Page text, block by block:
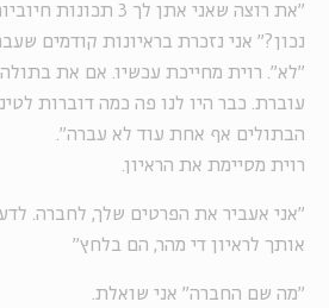
נכון?" אני נזכרת בראיונות קודמים
"לא". רוית מחייכת עכשיו. אם את
עוברת. כבר היו לנו פה כמה דוברות
הבתולים אף אחת עוד לא עברה".
רוית מסיימת את הראיון.
"אני אעביר את הפרטים שלך, לחברה.
אותך לראיון די מהר, הם בלחץ"
"מה שם החברה" אני שואלת.